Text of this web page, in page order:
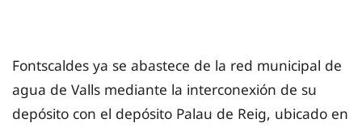
Fontscaldes ya se abastece de la red municipal de
agua de Valls mediante la interconexión de su
depósito con el depósito Palau de Reig, ubicado en